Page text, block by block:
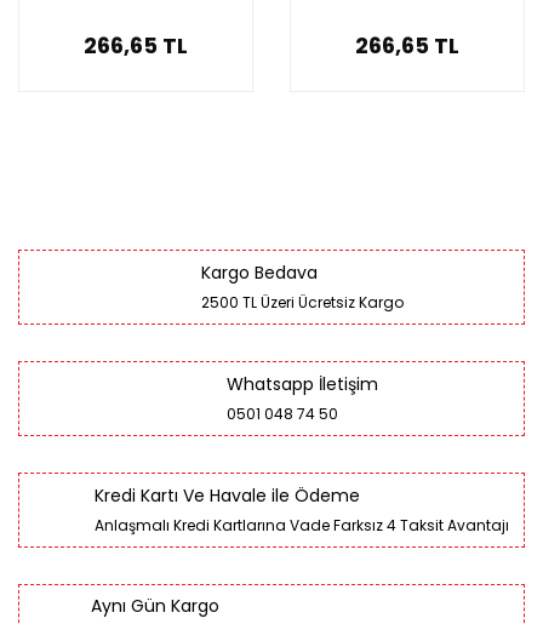
266,65 TL 266,65 TL
Kargo Bedava
2500 TL Üzeri Ücretsiz Kargo
Whatsapp İletişim
0501 048 74 50
Kredi Kartı Ve Havale ile Ödeme
Anlaşmalı Kredi Kartlarına Vade Farksız 4 Taksit Avantajı
Aynı Gün Kargo